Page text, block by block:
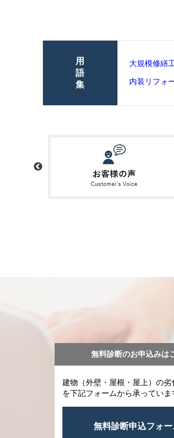
用
語
集
大規模修繕
内装リフォ
無料診断のお申込みは
建物（外壁・屋根・屋上）の劣
を下記フォームから承っていま
無料診断申込フォ